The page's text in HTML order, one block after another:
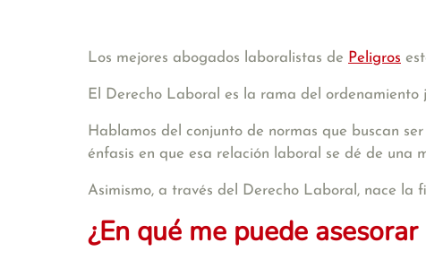
Los mejores abogados laboralistas de Peligros
El Derecho Laboral es la rama del
Hablamos del conjunto de normas que buscan
énfasis en que esa relación laboral se dé de una
Asimismo, a través del Derecho Laboral, nace la
¿En qué me puede